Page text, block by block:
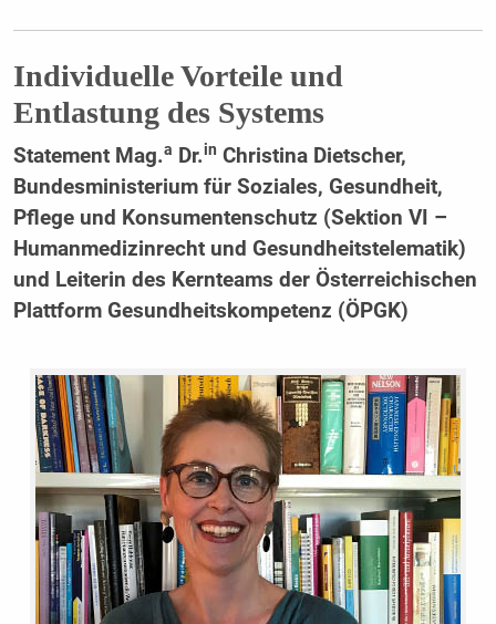
Individuelle Vorteile und
Entlastung des Systems
Statement Mag.a Dr.in Christina Dietscher,
Bundesministerium für Soziales, Gesundheit,
Pflege und Konsumentenschutz (Sektion VI –
Humanmedizinrecht und Gesundheitstelematik)
und Leiterin des Kernteams der Österreichischen
Plattform Gesundheitskompetenz (ÖPGK)